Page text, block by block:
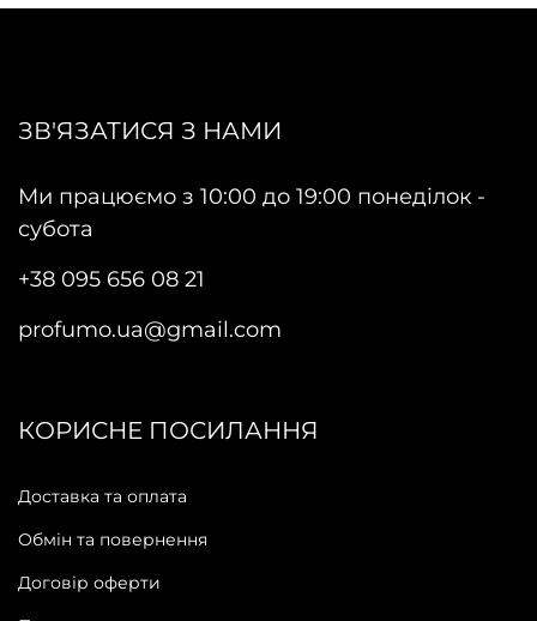
ЗВ'ЯЗАТИСЯ З НАМИ
Ми працюємо з 10:00 до 19:00 понеділок -
субота
+38 095 656 08 21
profumo.ua@gmail.com
КОРИСНЕ ПОСИЛАННЯ
Доставка та оплата
Обмін та повернення
Договір оферти